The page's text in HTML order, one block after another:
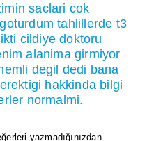
saclari cok
tahlillerde t3
cildiye doktoru
alanima girmiyor
degil dedi bana
hakkinda bilgi
normalmi.
yazmadığınızdan